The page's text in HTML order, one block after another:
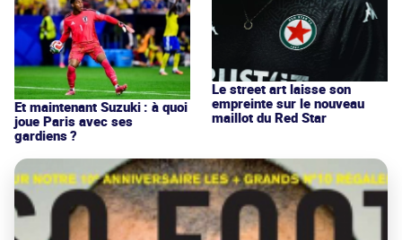
Et maintenant Suzuki : à quoi
joue Paris avec ses
gardiens ?
Le street art laisse son
empreinte sur le nouveau
maillot du Red Star